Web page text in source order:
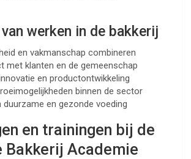
werken in de bakkerij
en vakmanschap combineren
met klanten en de gemeenschap
en productontwikkeling
binnen de sector
duurzame en gezonde voeding
en trainingen bij de
Bakkerij Academie